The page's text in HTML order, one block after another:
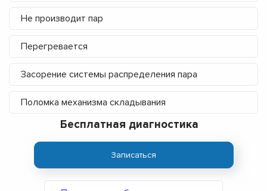
Не производит пар
Перегревается
Засорение системы распределения пара
Поломка механизма складывания
Бесплатная диагностика
Записаться